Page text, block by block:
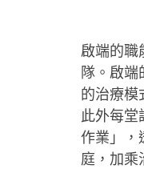
啟端的職
隊。啟端
的治療模
此外每堂
作業」，
庭，加乘